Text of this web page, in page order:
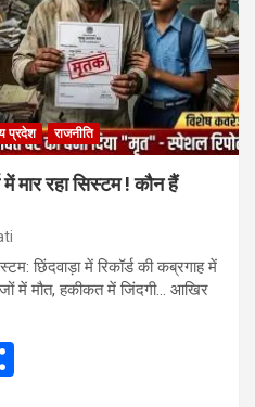
प्रदेश राजनीति
में मार रहा सिस्टम ! कौन हैं
छिंदवाड़ा में रिकॉर्ड की कब्रगाह में
में मौत, हकीकत में जिंदगी… आखिर